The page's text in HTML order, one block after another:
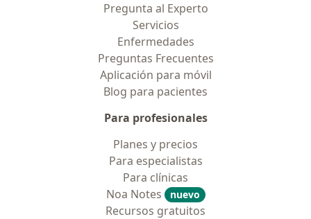
Pregunta al Experto
Servicios
Enfermedades
Preguntas Frecuentes
Aplicación para móvil
Blog para pacientes
Para profesionales
Planes y precios
Para especialistas
Para clínicas
Noa Notes
nuevo
Recursos gratuitos